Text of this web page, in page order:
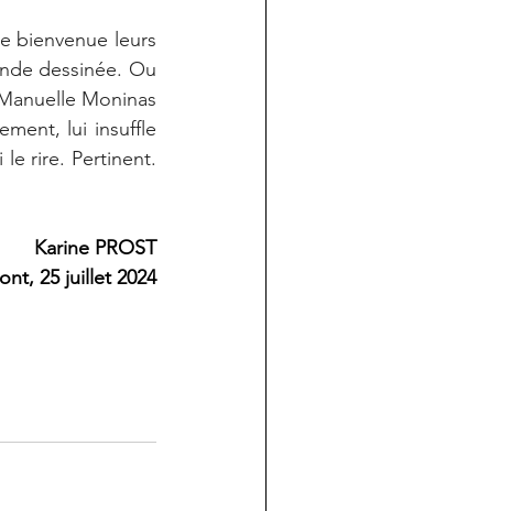
bienvenue leurs
dessinée. Ou
Moninas
lui insuffle
le rire. Pertinent.
Karine PROST
25 juillet 2024